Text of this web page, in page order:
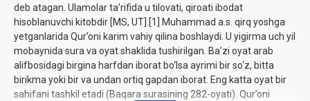
deb atagan. Ulamolar ta’rifida u tilovati, qiroati ibodat
hisoblanuvchi kitobdir [MS, UT].[1] Muhammad a.s. qirq yoshga
yetganlarida Qur’oni karim vahiy qilina boshlaydi. U yigirma uch yil
mobaynida sura va oyat shaklida tushirilgan. Ba’zi oyat arab
alifbosidagi birgina harfdan iborat bo‘lsa ayrimi bir so‘z, bitta
birikma yoki bir va undan ortiq gapdan iborat. Eng katta oyat bir
sahifani tashkil etadi (Baqara surasining 282-oyati). Qur’oni